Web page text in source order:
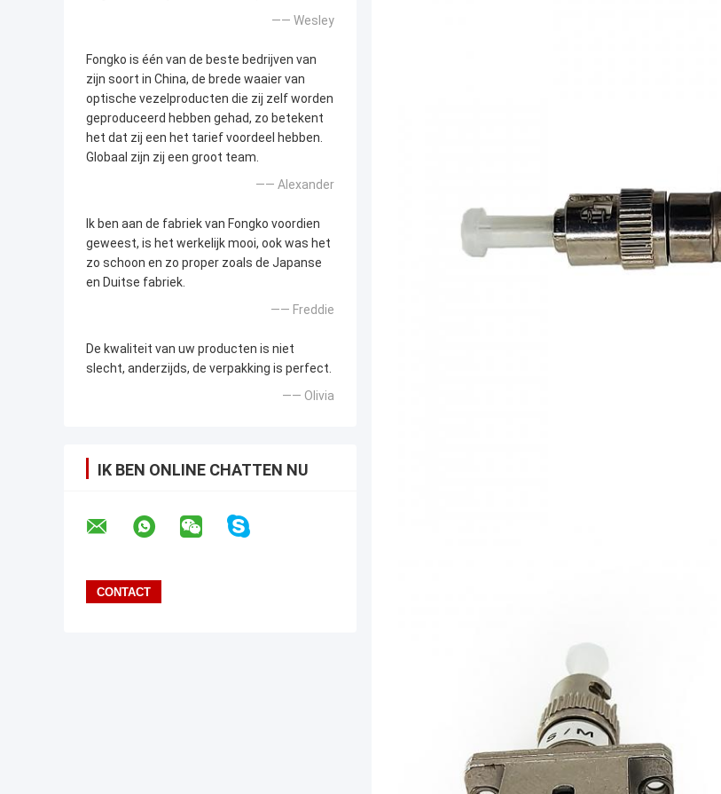
—— Wesley
Fongko is één van de beste bedrijven van
zijn soort in China, de brede waaier van
optische vezelproducten die zij zelf worden
geproduceerd hebben gehad, zo betekent
het dat zij een het tarief voordeel hebben.
Globaal zijn zij een groot team.
—— Alexander
Ik ben aan de fabriek van Fongko voordien
geweest, is het werkelijk mooi, ook was het
zo schoon en zo proper zoals de Japanse
en Duitse fabriek.
—— Freddie
De kwaliteit van uw producten is niet
slecht, anderzijds, de verpakking is perfect.
—— Olivia
IK BEN ONLINE CHATTEN NU